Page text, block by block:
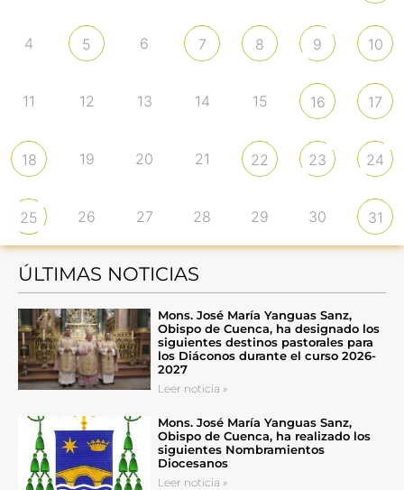
4 5 6 7 8 9 10
11 12 13 14 15 16 17
18 19 20 21 22 23 24
25 26 27 28 29 30 31
ÚLTIMAS NOTICIAS
Mons. José María Yanguas Sanz,
Obispo de Cuenca, ha designado los
siguientes destinos pastorales para
los Diáconos durante el curso 2026-
2027
Leer noticia »
Mons. José María Yanguas Sanz,
Obispo de Cuenca, ha realizado los
siguientes Nombramientos
Diocesanos
Leer noticia »